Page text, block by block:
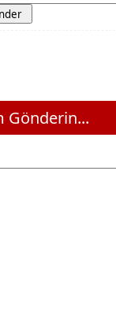
Gönderin...